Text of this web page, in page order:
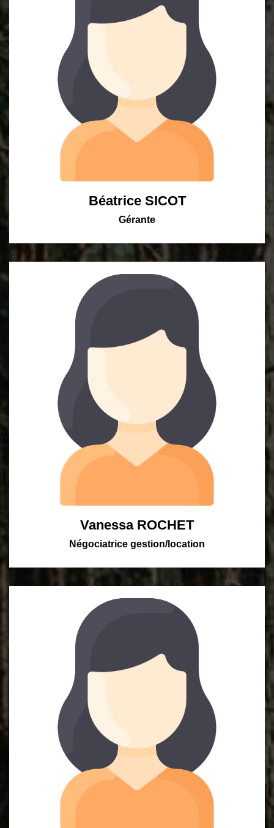
Béatrice SICOT
Gérante
Vanessa ROCHET
Négociatrice gestion/location